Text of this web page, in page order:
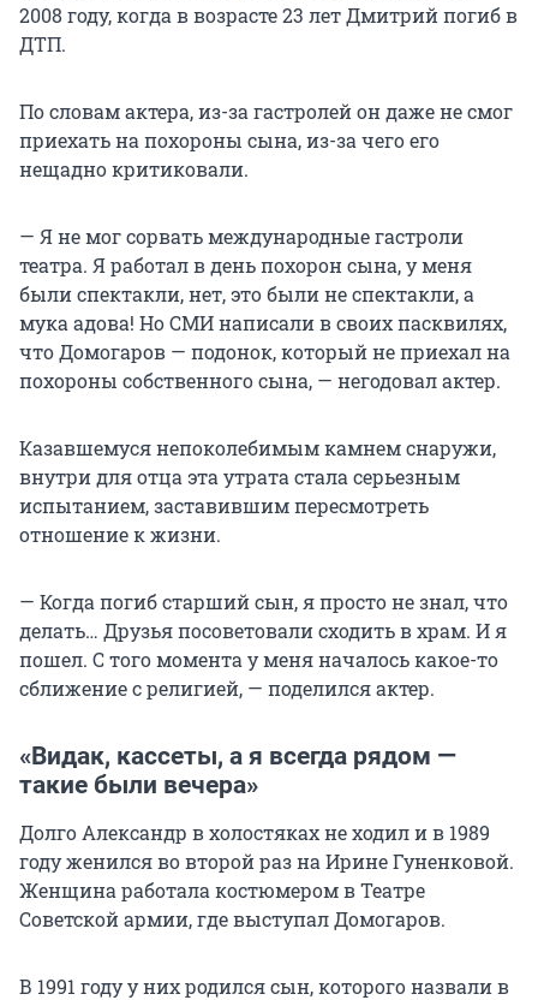
2008 году, когда в возрасте 23 лет Дмитрий погиб в
ДТП.
По словам актера, из-за гастролей он даже не смог
приехать на похороны сына, из-за чего его
нещадно критиковали.
— Я не мог сорвать международные гастроли
театра. Я работал в день похорон сына, у меня
были спектакли, нет, это были не спектакли, а
мука адова! Но СМИ написали в своих пасквилях,
что Домогаров — подонок, который не приехал на
похороны собственного сына, — негодовал актер.
Казавшемуся непоколебимым камнем снаружи,
внутри для отца эта утрата стала серьезным
испытанием, заставившим пересмотреть
отношение к жизни.
— Когда погиб старший сын, я просто не знал, что
делать… Друзья посоветовали сходить в храм. И я
пошел. С того момента у меня началось какое-то
сближение с религией, — поделился актер.
«Видак, кассеты, а я всегда рядом —
такие были вечера»
Долго Александр в холостяках не ходил и в 1989
году женился во второй раз на Ирине Гуненковой.
Женщина работала костюмером в Театре
Советской армии, где выступал Домогаров.
В 1991 году у них родился сын, которого назвали в